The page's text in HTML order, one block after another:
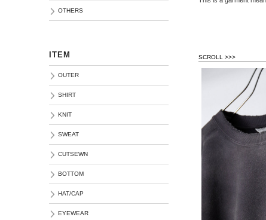
SCROLL >>>
OTHERS
ITEM
OUTER
SHIRT
KNIT
SWEAT
CUTSEWN
BOTTOM
HAT/CAP
EYEWEAR